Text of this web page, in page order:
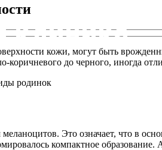
клиника
кожи, могут быть
коричневого до черного, иногда
Это означает, что в
компактное